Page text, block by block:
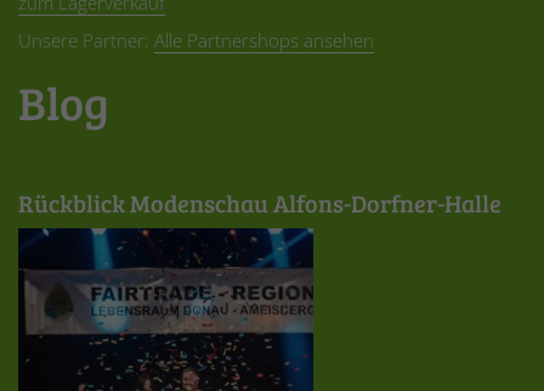
Unsere Partner: Alle Partnershops ansehen
Blog
Rückblick Modenschau Alfons-Dorfner-Halle